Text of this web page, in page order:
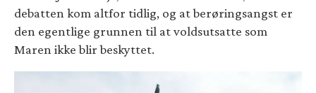
debatten kom altfor tidlig, og at berøringsangst er
den egentlige grunnen til at voldsutsatte som
Maren ikke blir beskyttet.